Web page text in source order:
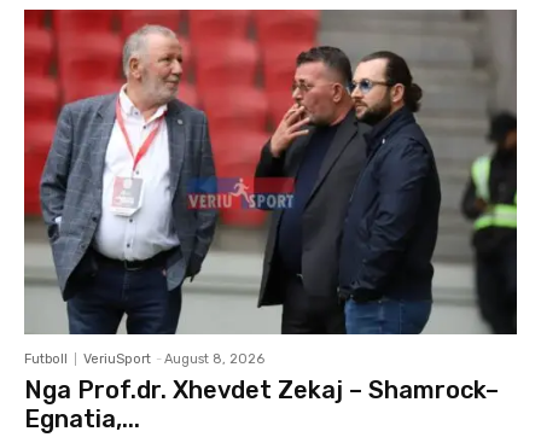
Futboll VeriuSport - August 8, 2026
Nga Prof.dr. Xhevdet Zekaj – Shamrock–
Egnatia,...